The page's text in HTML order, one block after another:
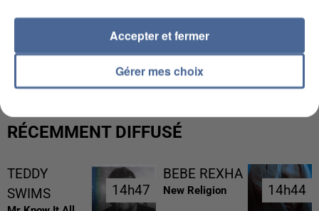
UNE TOURISTE DE L’OISE EMPORTÉE PAR UNE
COULÉE DE BOUE EN HAUTE-SAVOIE
RÉCEMMENT DIFFUSÉ
TEDDY
SWIMS
14h47
14h47
BEBE REXHA
New Religion 14h44
14h44
Gérer mes choix
Accepter et fermer